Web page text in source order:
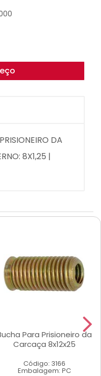
DA
8X1,25 |
Para Prisioneiro da
Carcaça 8x12x25
Código: 3166
Embalagem: PC